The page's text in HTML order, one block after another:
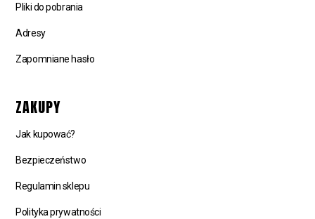
Pliki do pobrania
Adresy
Zapomniane hasło
ZAKUPY
Jak kupować?
Bezpieczeństwo
Regulamin sklepu
Polityka prywatności